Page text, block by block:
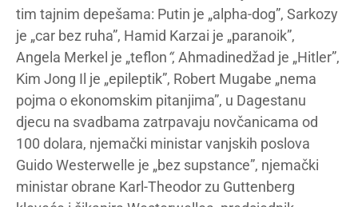
tim tajnim depešama: Putin je „alpha-dog”, Sarkozy
je „car bez ruha”, Hamid Karzai je „paranoik”,
Angela Merkel je „teflon“, Ahmadinedžad je „Hitler”,
Kim Jong Il je „epileptik”, Robert Mugabe „nema
pojma o ekonomskim pitanjima”, u Dagestanu
djecu na svadbama zatrpavaju novčanicama od
100 dolara, njemački ministar vanjskih poslova
Guido Westerwelle je „bez supstance”, njemački
ministar obrane Karl-Theodor zu Guttenberg